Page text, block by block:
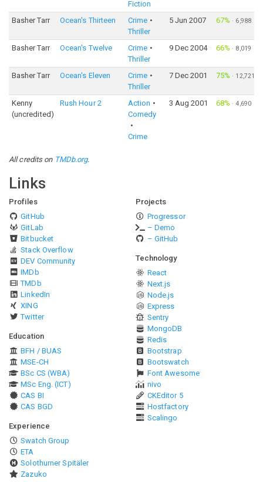
Fiction
Basher Tarr Ocean's Thirteen
Crime
Thriller
5 Jun 2007 67% · 6,988
Basher Tarr Ocean's Twelve
Crime
Thriller
9 Dec 2004 66% · 8,019
Basher Tarr Ocean's Eleven
Crime
Thriller
7 Dec 2001 75% · 12,721
Kenny
(uncredited)
Rush Hour 2
Action
Comedy
Crime
3 Aug 2001 68% ·4,690
All credits on TMDb.org.
Links
Profiles
GitHub
GitLab
Bitbucket
Stack Overflow
DEV Community
IMDb
TMDb
LinkedIn
XING
Twitter
Education
BFH / BUAS
MSE-CH
BSc CS (WBA)
MSc Eng. (ICT)
CAS BI
CAS BGD
Experience
Swatch Group
ETA
Solothurner Spitäler
Zazuko
Projects
Progressor
– Demo
– GitHub
Technology
React
Next.js
Node.js
Express
Sentry
MongoDB
Redis
Bootstrap
Bootswatch
Font Awesome
nivo
CKEditor 5
Hostfactory
Scalingo